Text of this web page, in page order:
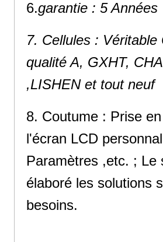
6.garantie : 5 Années
7. Cellules : Véritable
qualité A, GXHT,
,LISHEN et tout neuf
8. Coutume : Prise
l'écran LCD
Paramètres ,etc. ; Le
élaboré les solutions
besoins.